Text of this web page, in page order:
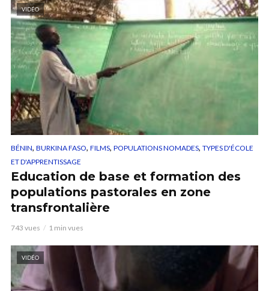
VIDÉO
BÉNIN, BURKINA FASO, FILMS, POPULATIONS NOMADES, TYPES D'ÉCOLE
ET D'APPRENTISSAGE
Education de base et formation des
populations pastorales en zone
transfrontalière
743 vues 1 min vues
VIDÉO